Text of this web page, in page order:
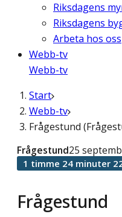
Riksdagens
Riksdagens
Arbeta hos oss
Webb-tv
Webb-tv
Start
Webb-tv
Frågestund
Frågestund
Frågestund25
1 timme 24 minuter